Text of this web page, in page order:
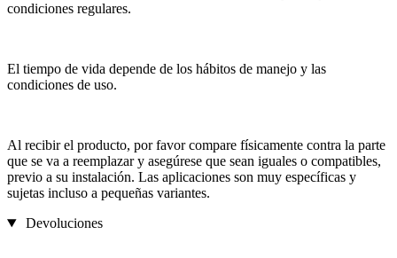
condiciones regulares.
El tiempo de vida depende de los hábitos de manejo y las
condiciones de uso.
Al recibir el producto, por favor compare físicamente contra la parte
que se va a reemplazar y asegúrese que sean iguales o compatibles,
previo a su instalación. Las aplicaciones son muy específicas y
sujetas incluso a pequeñas variantes.
Devoluciones